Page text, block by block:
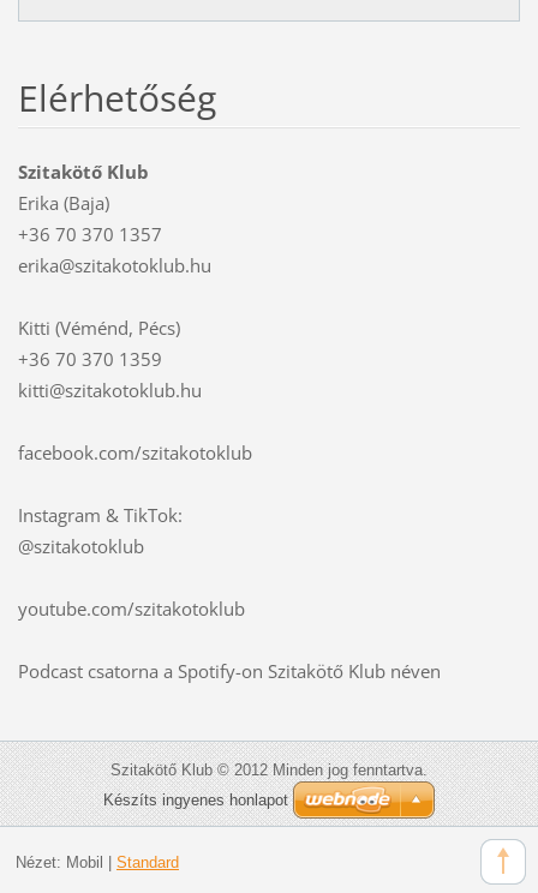
Elérhetőség
Szitakötő Klub
Erika (Baja)
+36 70 370 1357
erika@szitakotoklub.hu
Kitti (Véménd, Pécs)
+36 70 370 1359
kitti@szitakotoklub.hu
facebook.com/szitakotoklub
Instagram & TikTok:
@szitakotoklub
youtube.com/szitakotoklub
Podcast csatorna a Spotify-on Szitakötő Klub néven
Szitakötő Klub © 2012 Minden jog fenntartva.
Készíts ingyenes honlapot
Nézet: Mobil Standard